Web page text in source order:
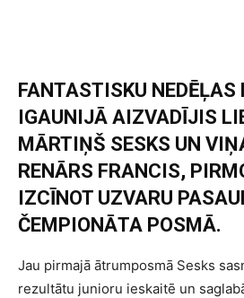
FANTASTISKU NEDĒĻAS
IGAUNIJĀ AIZVADĪJIS
MĀRTIŅŠ SESKS UN
RENĀRS FRANCIS,
IZCĪNOT UZVARU
ČEMPIONĀTA POSMĀ.
Jau pirmajā ātrumposmā Sesks
rezultātu junioru ieskaitē un